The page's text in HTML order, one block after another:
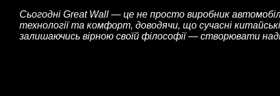
Сьогодні Great Wall — це не просто виробник
технології та комфорт, доводячи, що сучасні
залишаючись вірною своїй філософії — створювати